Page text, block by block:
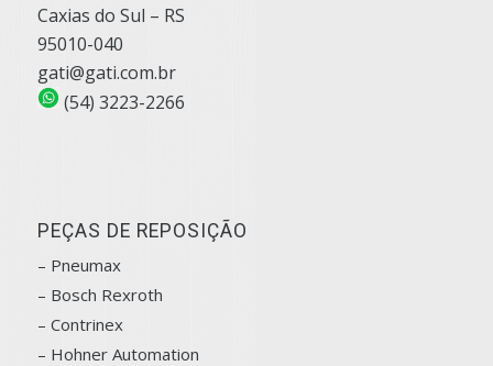
Caxias do Sul – RS
95010-040
gati@gati.com.br
(54) 3223-2266
PEÇAS DE REPOSIÇÃO
– Pneumax
– Bosch Rexroth
– Contrinex
– Hohner Automation